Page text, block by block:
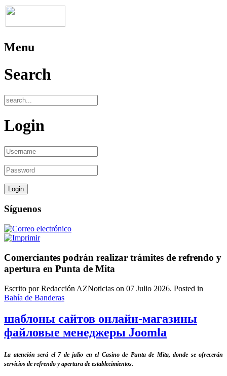
Menu
Search
Login
Síguenos
Comerciantes podrán realizar trámites de refrendo y
apertura en Punta de Mita
Escrito por Redacción AZNoticias on 07 Julio 2026. Posted in
Bahía de Banderas
шаблоны сайтов онлайн-магазины
файловые менеджеры Joomla
La atención será el 7 de julio en el Casino de Punta de Mita, donde se ofrecerán
servicios de refrendo y apertura de establecimientos.